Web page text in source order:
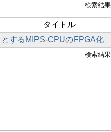
検索結
タイトル
するMIPS-CPUのFPGA化
検索結